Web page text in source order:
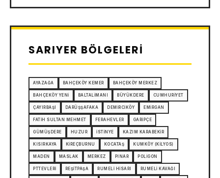
SARIYER BÖLGELERI
AYAZAĞA BAHÇEKÖY KEMER BAHÇEKÖY MERKEZ
BAHÇEKÖY YENI BALTALIMANI BÜYÜKDERE CUMHURIYET
ÇAYIRBAŞI DARÜŞŞAFAKA DEMIRCIKÖY EMIRGAN
FATIH SULTAN MEHMET FERAHEVLER GARIPÇE
GÜMÜŞDERE HUZUR İSTINYE KAZIM KARABEKIR
KISIRKAYA KIREÇBURNU KOCATAŞ KUMKÖY (KILYOS)
MADEN MASLAK MERKEZ PINAR POLIGON
PTTEVLERI REŞITPAŞA RUMELI HISARI RUMELI KAVAĞI